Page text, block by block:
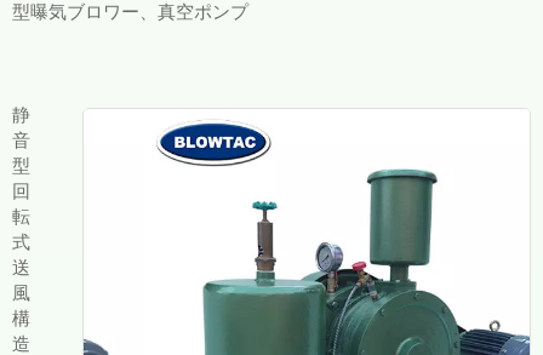
型曝気ブロワー、真空ポンプ
静
音
型
回
転
式
送
風
構
造